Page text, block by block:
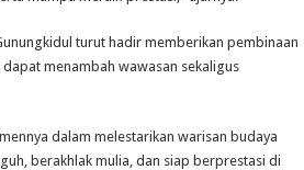
turut hadir memberikan pembinaan
menambah wawasan sekaligus
dalam melestarikan warisan budaya
berakhlak mulia, dan siap berprestasi di